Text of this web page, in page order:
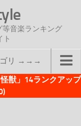
等音楽ランキング
ト
ゴリ →→→
獣」14ランクアップ